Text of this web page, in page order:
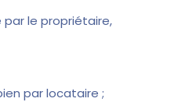
le propriétaire,
par locataire ;